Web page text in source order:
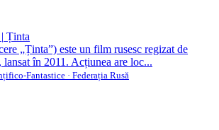
| Ținta
„Ținta”) este un film rusesc regizat de
în 2011. Acțiunea are loc...
Fantastice · Federația Rusă